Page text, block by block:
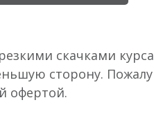
скачками
сторону.
офертой.